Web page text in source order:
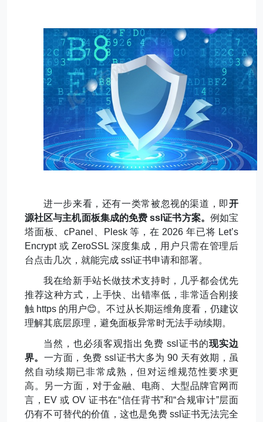
进一步来看，还有一类常被忽视的渠道，即开
源社区与主机面板集成的免费 ssl证书方案。 例如宝
塔面板、 cPanel 、 Plesk等，在 2026 年已将 Let’s
Encrypt 或 ZeroSSL 深度集成，用户只需在管理后
台点击几次，就能完成 ssl 证书申请和部署。
我在给新手站长做技术支持时，几乎都会优先
推荐这种方式，上手快、出错率低，非常适合刚接
触 https 的用户😊。不过从长期运维角度看，仍建议
理解其底层原理，避免面板异常时无法手动续期。
当然，也必须客观指出免费 ssl 证书的现实边
界。 一方面，免费 ssl 证书大多为 90 天有效期，虽
然自动续期已非常成熟，但对运维规范性要求更
高。另一方面，对于金融、电商、大型品牌官网而
言， EV 或 OV 证书在“信任背书”和“合规审计”层面
仍有不可替代的价值，这也是免费ssl 证书无法完全